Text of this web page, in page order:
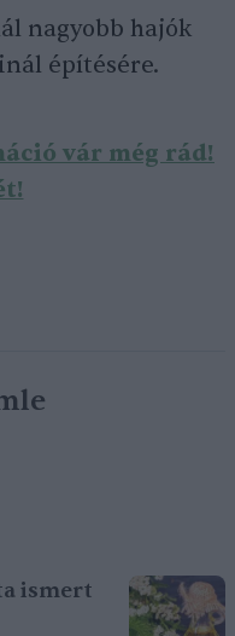
nagyobb hajók
építésére.
vár még rád!
ismert